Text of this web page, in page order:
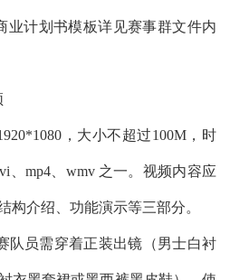
业计划书模板详见赛事群文件内
，大小不超过100M，时
mp4、 wmv 之一。视频内容应
构介绍、功能演示等三部分。
队员需穿着正装出镜（男士白衬